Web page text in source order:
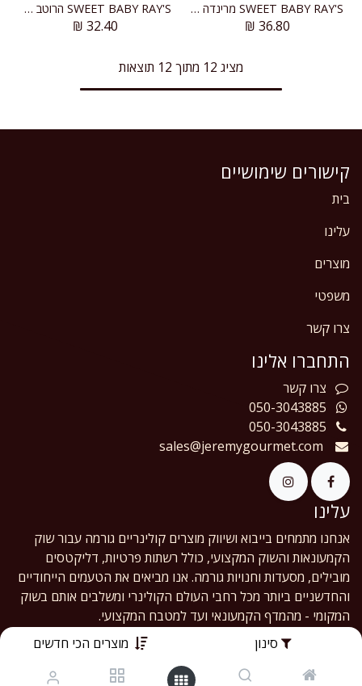
סינון מוצרים הכי חדשים
SWEET BABY RAY'S מרינדה באפלו לכנפיים
36.80
₪
SWEET BABY RAY'S הרוטב הסודי של ריי חזרת ותבלינים
32.40
₪
מציג 12 מתוך 12 תוצאות
קישורים שימושיים
בית
עלינו
מוצרים
משפטי
צרו קשר
התחברו אלינו
צרו קשר
050-3043885
050-3043885
sales@jeremygourmet.com
עלינו
אנחנו מתמחים בייבוא ושיווק מוצרים קולינריים גורמה עבור שוק
הקמעונאות והשוק המקצועי, כולל רשתות פרטיות, דליקטסים
מובילים, מסעדות וחנויות גורמה. אנו מביאים את הטעמים הייחודיים
והחדשניים ביותר מכל רחבי העולם הקולינרי ומשלבים אותם בשוק
המקומי - מהמדף הקמעונאי ועד למטבח המקצועי.
Copyright © Jeremy Gourmet Ltd.
English (US)